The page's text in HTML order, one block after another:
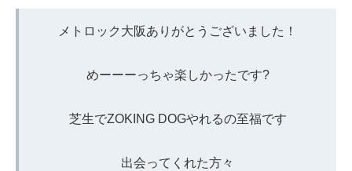
メトロック大阪ありがとうございました！
めーーーっちゃ楽しかったです?
芝生でZOKING DOGやれるの至福です
出会ってくれた方々